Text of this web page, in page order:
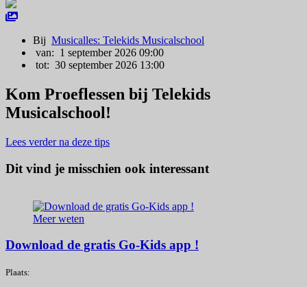
Bij Musicalles: Telekids Musicalschool
van: 1 september 2026 09:00
tot: 30 september 2026 13:00
Kom Proeflessen bij Telekids
Musicalschool!
Lees verder na deze tips
Dit vind je misschien ook interessant
Meer weten
Download de gratis Go-Kids app !
Plaats: